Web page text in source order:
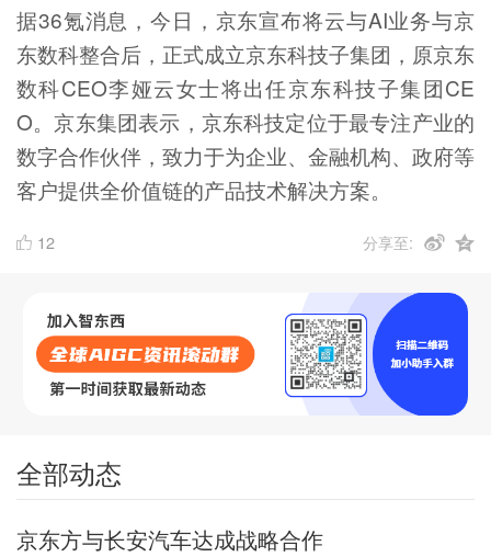
据36氪消息，今日，京东宣布将云与AI业务与京
东数科整合后，正式成立京东科技子集团，原京东
数科CEO李娅云女士将出任京东科技子集团CE
O。京东集团表示，京东科技定位于最专注产业的
数字合作伙伴，致力于为企业、金融机构、政府等
客户提供全价值链的产品技术解决方案。
12 分享至:
全部动态
京东方与长安汽车达成战略合作